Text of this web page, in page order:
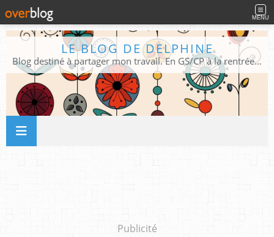
MENU
LE BLOG DE DELPHINE
Blog destiné à partager mon travail. En GS/CP à la rentrée 2026/2027 !
Publicité